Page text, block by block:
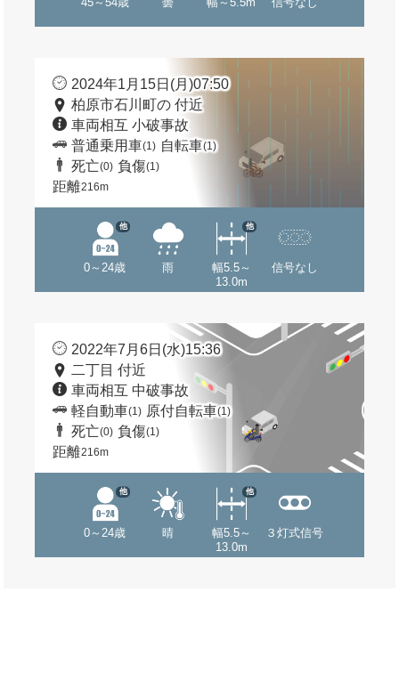
2024年1月15日(月)07:50
柏原市石川町の 付近
車両相互 小破事故
普通乗用車(1) 自転車(1)
死亡(0) 負傷(1)
距離216m
0～24歳
他
雨
幅5.5～
13.0m
他
信号なし
2022年7月6日(水)15:36
二丁目 付近
車両相互 中破事故
軽自動車(1) 原付自転車(1)
死亡(0) 負傷(1)
距離216m
0～24歳
他
晴
幅5.5～
13.0m
他
３灯式信号